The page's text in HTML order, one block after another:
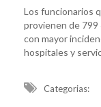
Los funcionarios
provienen de 799
con mayor
hospitales y
Categorias: